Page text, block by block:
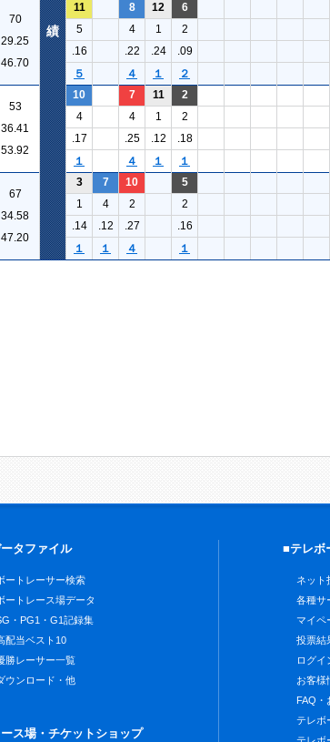
70
29.25
46.70
11 8 12 6
5 4 1
2
.16
.22 .24
.09
５
４ １ ２
53
36.41
53.92
10 7 11 2
4 4 1
2
.17
.25 .12
.18
１
４ １ １
67
34.58
47.20
3 7 10 5
1 4 2
2
.14
.12 .27
.16
１
１ ４ １
績
タファイル
ートレーサー検索
ートレース場データ
・PG1・G1記録集
配当ベスト10
勝レーサー一覧
ウンロード・他
ス場・チケットショップ
■テレボ
ネット
各種サ
マイペ
投票結
ログイ
お客様
FAQ・
テレボ